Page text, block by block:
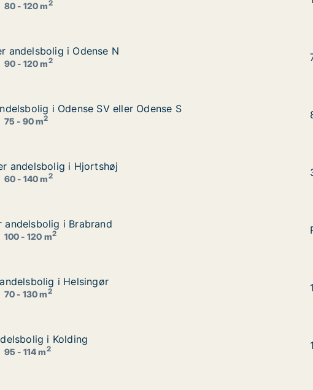
80 - 120 m2
andelsbolig i Odense N
andelsbolig i Odense N
90 - 120 m2
S i Odense SV eller Odense S
i Odense SV eller Odense S
75 - 90 m2
andelsbolig i Hjortshøj
andelsbolig i Hjortshøj
60 - 140 m2
andelsbolig i Brabrand
andelsbolig i Brabrand
100 - 120 m2
i Helsingør
i Helsingør
70 - 130 m2
i Kolding
i Kolding
95 - 114 m2